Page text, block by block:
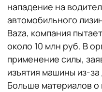
нападение на
автомобильного
Baza, компания
около 10 млн руб. В
применение силы,
изъятия машины из-
Больше материалов о